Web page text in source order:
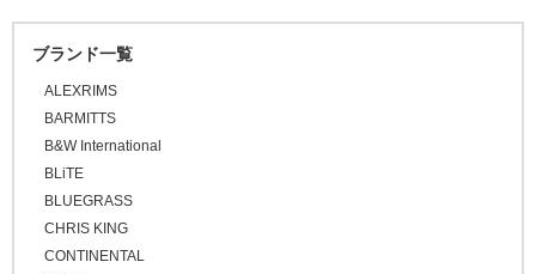
\30,001 ～ 50,000
\50,001 ～
ブランド一覧
ALEXRIMS
BARMITTS
B&W International
BLiTE
BLUEGRASS
CHRIS KING
CONTINENTAL